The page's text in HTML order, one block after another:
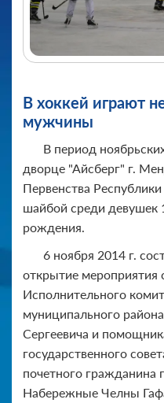
В хоккей играют
мужчины
В период
дворце "Айсберг" г.
Первенства
шайбой среди девушек
рождения.
6 ноября 2014 г.
открытие мероприятия
Исполнительного
муниципального
Сергеевича и
государственного
почетного гражданина
Набережные Челны